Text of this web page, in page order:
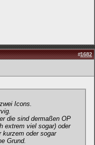
#1682
Icons.
die sind dermaßen OP
extrem viel sogar) oder
kurzem oder sogar
Grund.